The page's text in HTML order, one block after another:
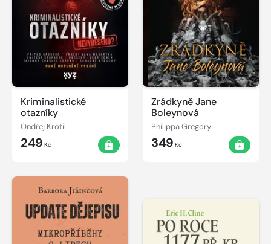
Kriminalistické
otazníky
Ondřej Krotil
249 Kč
Zrádkyně Jane
Boleynová
Philippa Gregory
349 Kč